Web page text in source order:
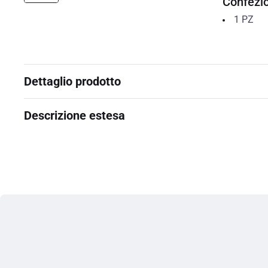
1 PZ
Dettaglio prodotto
Descrizione estesa